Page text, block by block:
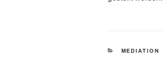
KATEGORIEN
MEDIATION